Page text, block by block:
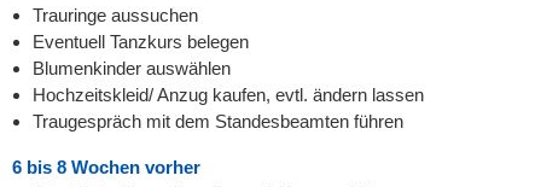
Trauringe aussuchen
Eventuell Tanzkurs belegen
Blumenkinder auswählen
Hochzeitskleid/ Anzug kaufen, evtl. ändern lassen
Traugespräch mit dem Standesbeamten führen
6 bis 8 Wochen vorher